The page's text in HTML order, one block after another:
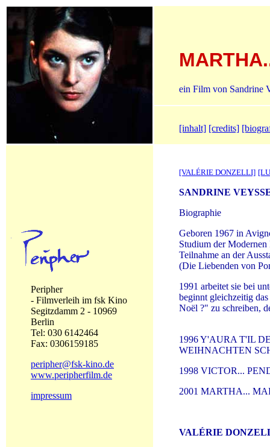
ein Film von Sandrine
[inhalt] [credits]
Peripher
- Filmverleih im fsk Kino
Segitzdamm 2 - 10969
Berlin
Tel: 030 6142464
Fax: 0306159185
peripher@fsk-kino.de
www.peripherfilm.de
impressum
[VALÉRIE DONZELLI]
SANDRINE
Biographie
Geboren 1967 in
Studium der
Teilnahme an der
(Die Liebenden von
1991 arbeitet sie bei
beginnt gleichzeitig
Noël ?" zu schreiben,
1996 Y'AURA T'IL
WEIHNACHTEN
1998 VICTOR...
2001 MARTHA...
VALÉRIE